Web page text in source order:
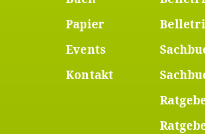
Footer
Menü
1
Papier
Events
Kontakt
2